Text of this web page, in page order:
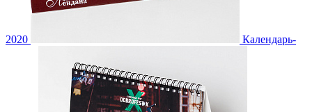
2020 Календарь-